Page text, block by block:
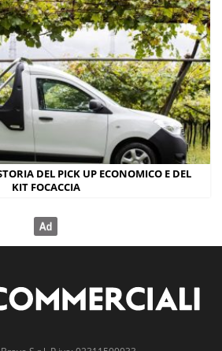
DEL PICK UP ECONOMICO E DEL
KIT FOCACCIA